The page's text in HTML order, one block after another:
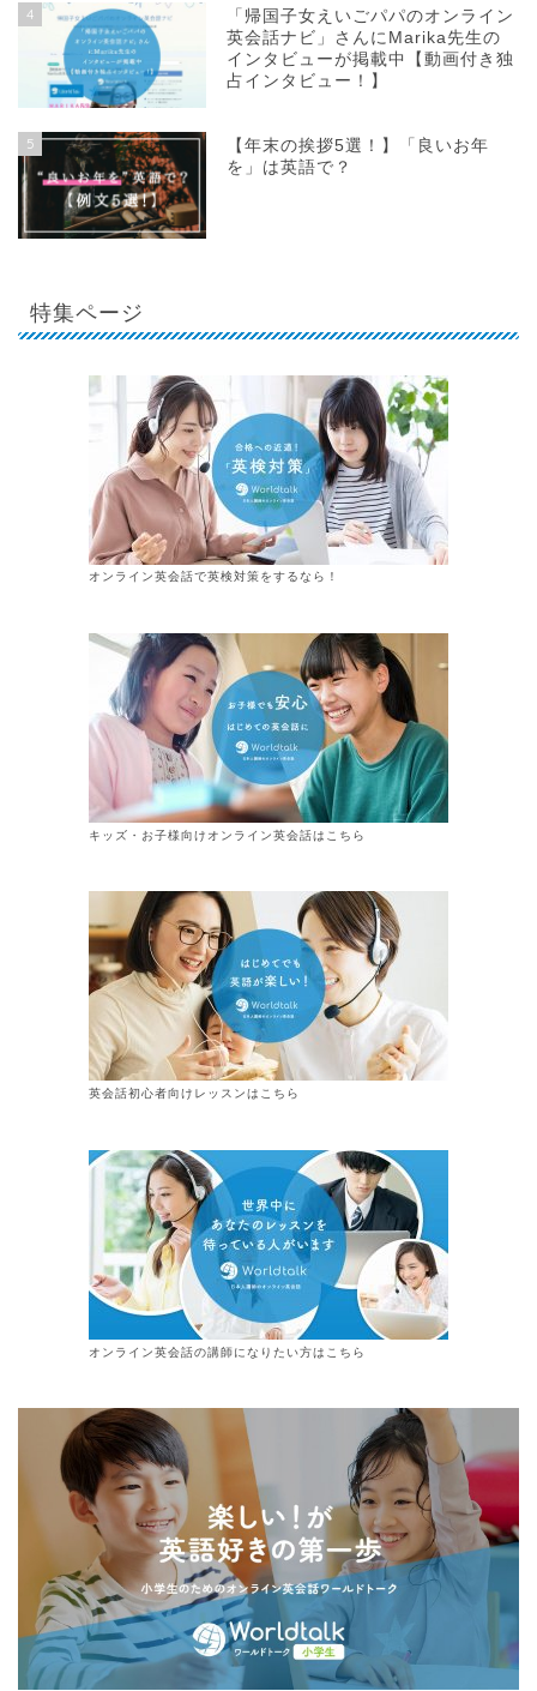
4
「帰国子女えいごパパのオンライン
英会話ナビ」さんにMarika先生の
インタビューが掲載中【動画付き独
占インタビュー！】
5
【年末の挨拶5選！】「良いお年
を」は英語で？
特集ページ
オンライン英会話で英検対策をするなら！
キッズ・お子様向けオンライン英会話はこちら
英会話初心者向けレッスンはこちら
オンライン英会話の講師になりたい方はこちら